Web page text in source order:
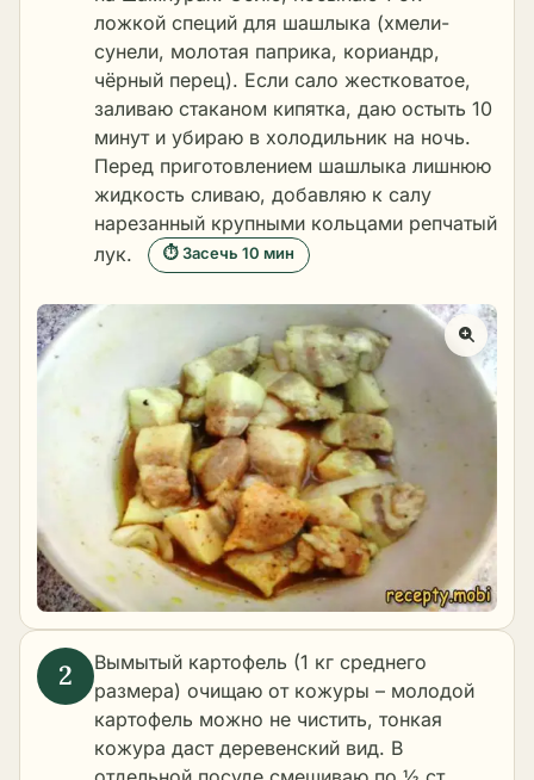
ложкой специй для шашлыка (хмели-
сунели, молотая паприка, кориандр,
чёрный перец). Если сало жестковатое,
заливаю стаканом кипятка, даю остыть 10
минут и убираю в холодильник на ночь.
Перед приготовлением шашлыка лишнюю
жидкость сливаю, добавляю к салу
нарезанный крупными кольцами репчатый
лук.
⏱ Засечь 10 мин
Вымытый картофель (1 кг среднего
размера) очищаю от кожуры – молодой
картофель можно не чистить, тонкая
кожура даст деревенский вид. В